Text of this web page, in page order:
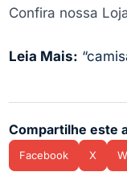
Confira nossa
Leia Mais:
Compartilhe este
Facebook X